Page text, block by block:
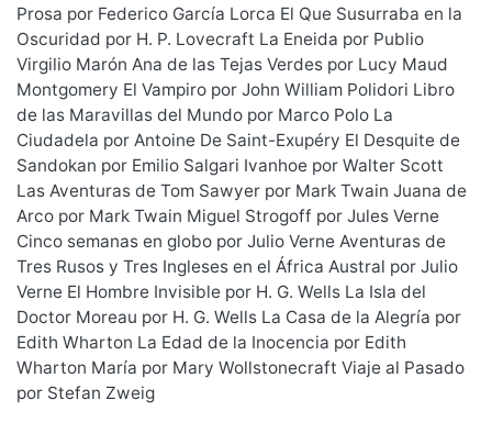
Prosa por Federico García Lorca El Que Susurraba en la
Oscuridad por H. P. Lovecraft La Eneida por Publio
Virgilio Marón Ana de las Tejas Verdes por Lucy Maud
Montgomery El Vampiro por John William Polidori Libro
de las Maravillas del Mundo por Marco Polo La
Ciudadela por Antoine De Saint-Exupéry El Desquite de
Sandokan por Emilio Salgari Ivanhoe por Walter Scott
Las Aventuras de Tom Sawyer por Mark Twain Juana de
Arco por Mark Twain Miguel Strogoff por Jules Verne
Cinco semanas en globo por Julio Verne Aventuras de
Tres Rusos y Tres Ingleses en el África Austral por Julio
Verne El Hombre Invisible por H. G. Wells La Isla del
Doctor Moreau por H. G. Wells La Casa de la Alegría por
Edith Wharton La Edad de la Inocencia por Edith
Wharton María por Mary Wollstonecraft Viaje al Pasado
por Stefan Zweig